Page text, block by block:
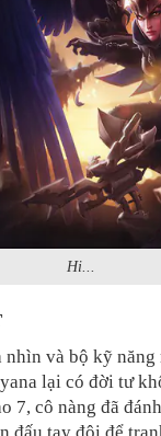
Hi...
nhìn và bộ kỹ
lại có đời tư
7, cô nàng đã
đấu tay đôi để